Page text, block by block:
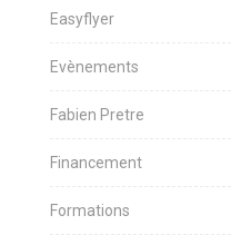
Easyflyer
Evènements
Fabien Pretre
Financement
Formations